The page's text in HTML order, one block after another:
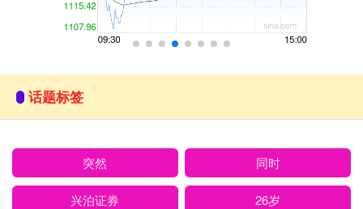
话题标签
突然 同时
兴泊证券 26岁